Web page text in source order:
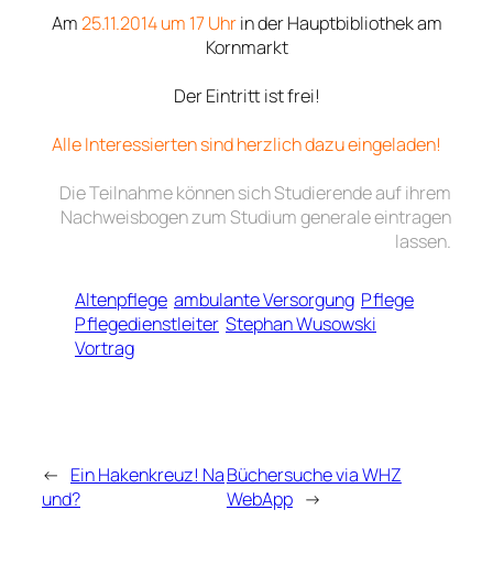
Am25.11.2014 um 17 Uhrin der Hauptbibliothek am
Kornmarkt
Der Eintritt ist frei!
Alle Interessierten sind herzlich dazu eingeladen!
Die Teilnahme können sich Studierende auf ihrem
Nachweisbogen zum Studium generale eintragen
lassen.
Altenpflege ambulante Versorgung Pflege
Pflegedienstleiter Stephan Wusowski
Vortrag
← Ein Hakenkreuz! Na
und?
Büchersuche via WHZ
WebApp →